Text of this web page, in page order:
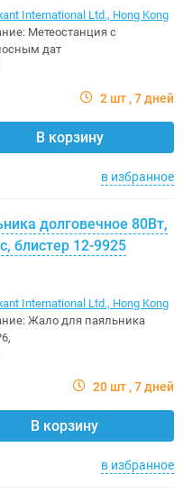
International Ltd., Hong Kong
Метеостанция с
дат
2 шт 7 дней
В корзину
в избранное
долговечное 80Вт,
блистер 12-9925
International Ltd., Hong Kong
Жало для паяльника
20 шт 7 дней
В корзину
в избранное